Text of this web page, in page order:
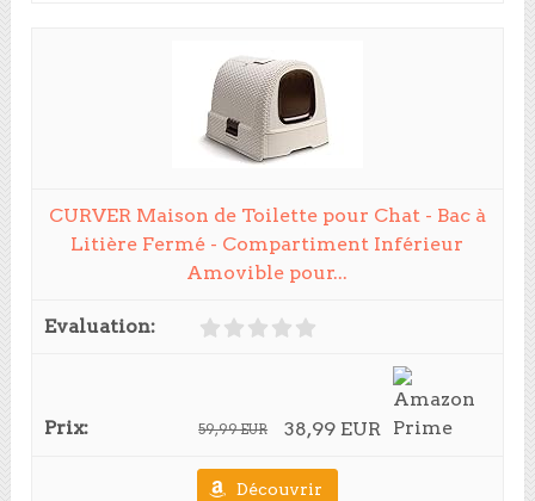
CURVER Maison de Toilette pour Chat - Bac à
Litière Fermé - Compartiment Inférieur
Amovible pour...
59,99 EUR 38,99 EUR
Découvrir